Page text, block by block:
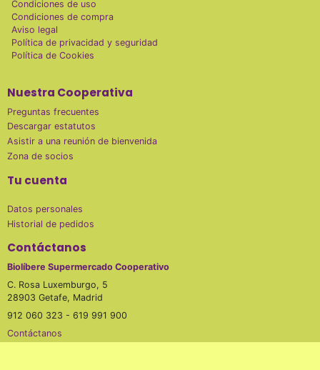
Condiciones de uso
Condiciones de compra
Aviso legal
Política de privacidad y seguridad
Política de Cookies
Nuestra Cooperativa
Preguntas frecuentes
Descargar estatutos
Asistir a una reunión de bienvenida
Zona de socios
Tu cuenta
Datos personales
Historial de pedidos
Contáctanos
Biolíbere Supermercado Cooperativo
C. Rosa Luxemburgo, 5
28903 Getafe, Madrid
912 060 323 - 619 991 900
Contáctanos